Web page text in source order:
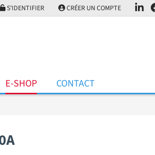
S'IDENTIFIER CRÉER UN COMPTE
E-SHOP CONTACT